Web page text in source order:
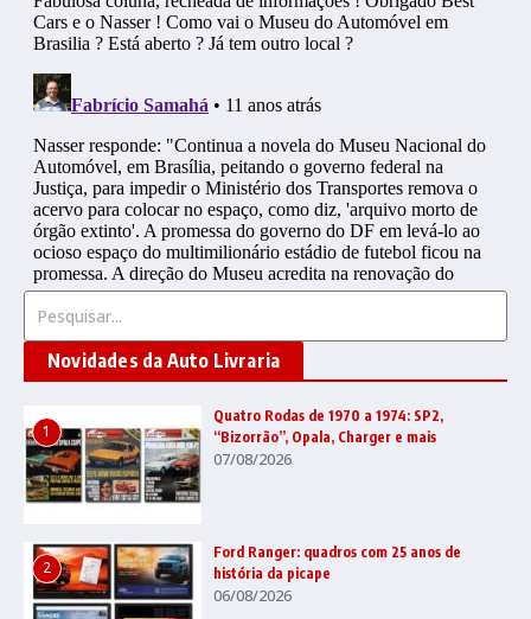
Novidades da Auto Livraria
1
Quatro Rodas de 1970 a 1974: SP2,
“Bizorrão”, Opala, Charger e mais
07/08/2026
2
Ford Ranger: quadros com 25 anos de
história da picape
06/08/2026